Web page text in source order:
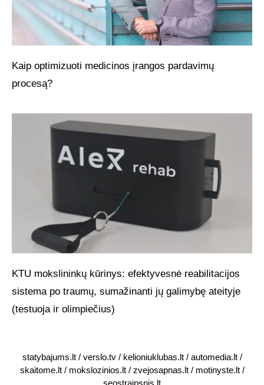
Kaip optimizuoti medicinos įrangos pardavimų
procesą?
KTU mokslininkų kūrinys: efektyvesnė reabilitacijos
sistema po traumų, sumažinanti jų galimybę ateityje
(testuoja ir olimpiečius)
statybajums.lt/ verslo.tv/ kelioniuklubas.lt/ automedia.lt/
skaitome.lt/ mokslozinios.lt/ zvejosapnas.lt/ motinyste.lt/
seostraipsnis.lt